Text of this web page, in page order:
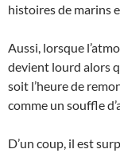
histoires de marins
Aussi, lorsque
devient lourd alors
soit l’heure de
comme un souffle
D’un coup, il est